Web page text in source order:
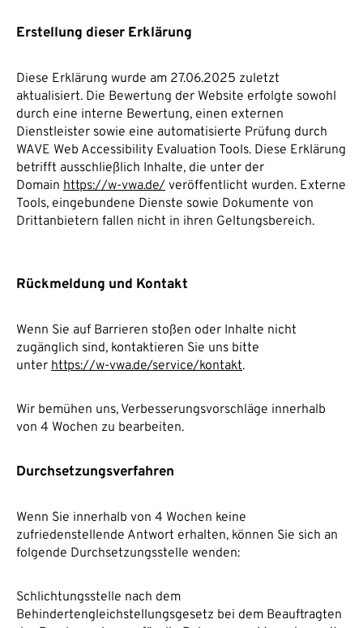
Erstellung dieser Erklärung
Diese Erklärung wurde am 27.06.2025 zuletzt
aktualisiert. Die Bewertung der Website erfolgte sowohl
durch eine interne Bewertung, einen externen
Dienstleister sowie eine automatisierte Prüfung durch
WAVE Web Accessibility Evaluation Tools. Diese Erklärung
betrifft ausschließlich Inhalte, die unter der
Domain https://w-vwa.de/ veröffentlicht wurden. Externe
Tools, eingebundene Dienste sowie Dokumente von
Drittanbietern fallen nicht in ihren Geltungsbereich.
Rückmeldung und Kontakt
Wenn Sie auf Barrieren stoßen oder Inhalte nicht
zugänglich sind, kontaktieren Sie uns bitte
unter https://w-vwa.de/service/kontakt.
Wir bemühen uns, Verbesserungsvorschläge innerhalb
von 4 Wochen zu bearbeiten.
Durchsetzungsverfahren
Wenn Sie innerhalb von 4 Wochen keine
zufriedenstellende Antwort erhalten, können Sie sich an
folgende Durchsetzungsstelle wenden:
Schlichtungsstelle nach dem
Behindertengleichstellungsgesetz bei dem Beauftragten